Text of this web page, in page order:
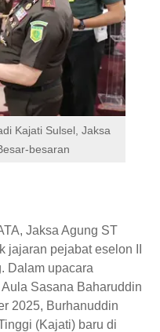
Kajati Sulsel, Jaksa
besaran
Jaksa Agung ST
jajaran pejabat eselon II
Dalam upacara
Sasana Baharuddin
2025, Burhanuddin
(Kajati) baru di